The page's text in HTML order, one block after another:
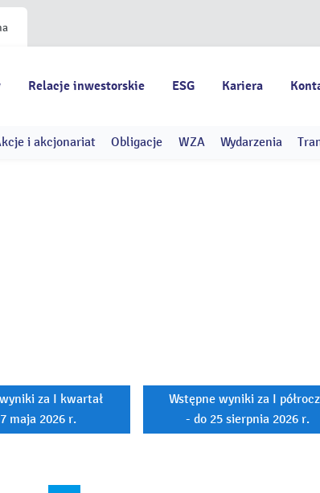
Relacje inwestorskie ESG Kariera
i akcjonariat Obligacje WZA Wydarzenia
za I kwartał
maja 2026 r.
Wstępne wyniki za I
- do 25 sierpnia 2026 r.